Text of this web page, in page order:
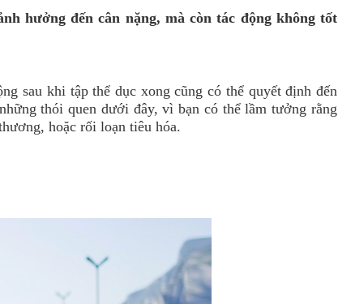
hưởng đến cân nặng, mà còn tác động không tốt
sau khi tập thể dục xong cũng có thể quyết định đến
thói quen dưới đây, vì bạn có thể lầm tưởng rằng
hoặc rối loạn tiêu hóa.